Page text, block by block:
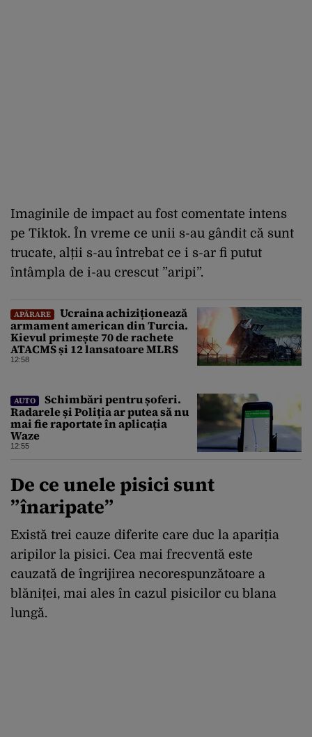
Imaginile de impact au fost comentate intens
pe Tiktok. În vreme ce unii s-au gândit că sunt
trucate, alții s-au întrebat ce i s-ar fi putut
întâmpla de i-au crescut ”aripi”.
APĂRARE
Ucraina achiziționează
armament american din Turcia.
Kievul primește 70 de rachete
ATACMS și 12 lansatoare MLRS
12:58
AUTO
Schimbări pentru șoferi.
Radarele și Poliția ar putea să nu
mai fie raportate în aplicația
Waze
12:55
De ce unele pisici sunt
”înaripate”
Există trei cauze diferite care duc la apariția
aripilor la pisici. Cea mai frecventă este
cauzată de îngrijirea necorespunzătoare a
blăniței, mai ales în cazul pisicilor cu blana
lungă.